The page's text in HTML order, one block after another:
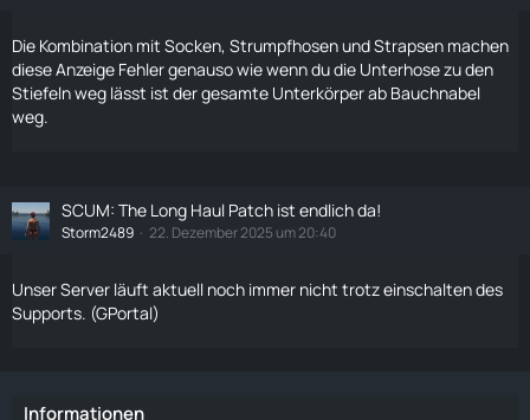
Die Kombination mit Socken, Strumpfhosen und Strapsen machen
diese Anzeige Fehler genauso wie wenn du die Unterhose zu den
Stiefeln weg lässt ist der gesamte Unterkörper ab Bauchnabel
weg.
SCUM: The Long Haul Patch ist endlich da!
Storm2489 22. Dezember 2025 um 20:40
Unser Server läuft aktuell noch immer nicht trotz einschalten des
Supports. (GPortal)
Informationen